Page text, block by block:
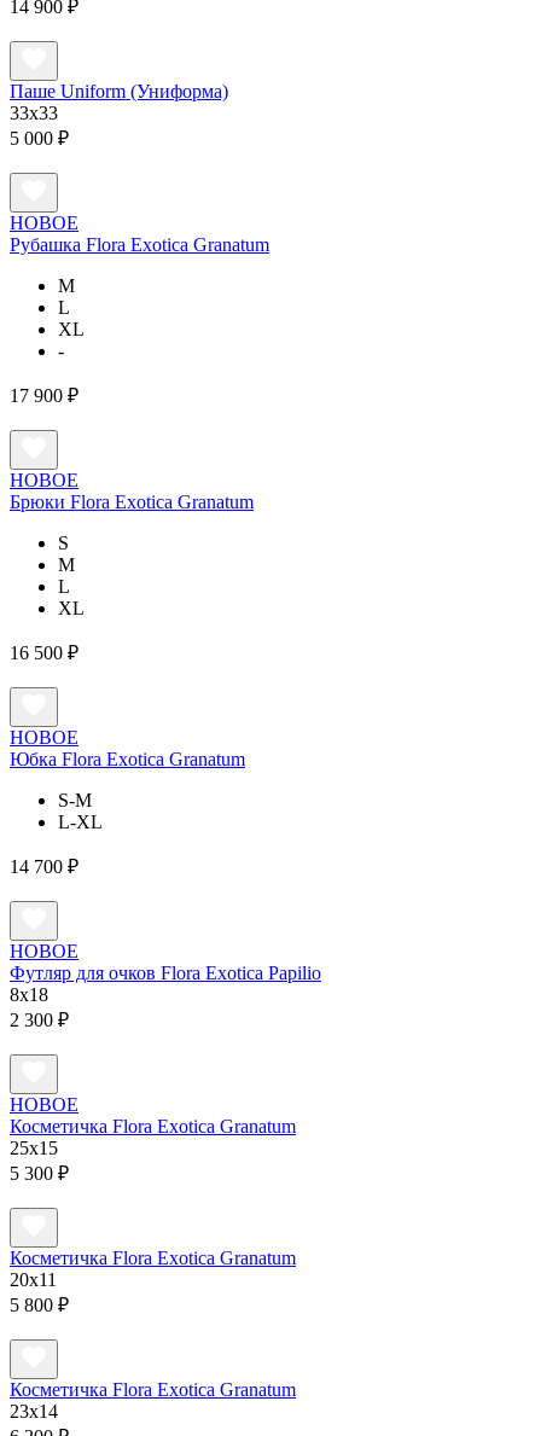
14 900 ₽
Паше Uniform (Униформа)
33x33
5 000 ₽
НОВОЕ
Рубашка Flora Exotica Granatum
M
L
XL
-
17 900 ₽
НОВОЕ
Брюки Flora Exotica Granatum
S
M
L
XL
16 500 ₽
НОВОЕ
Юбка Flora Exotica Granatum
S-M
L-XL
14 700 ₽
НОВОЕ
Футляр для очков Flora Exotica Papilio
8x18
2 300 ₽
НОВОЕ
Косметичка Flora Exotica Granatum
25x15
5 300 ₽
Косметичка Flora Exotica Granatum
20x11
5 800 ₽
Косметичка Flora Exotica Granatum
23x14